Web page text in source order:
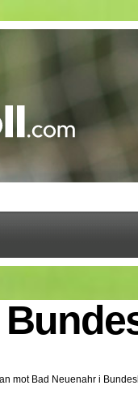
mot Bad Neuenahr i